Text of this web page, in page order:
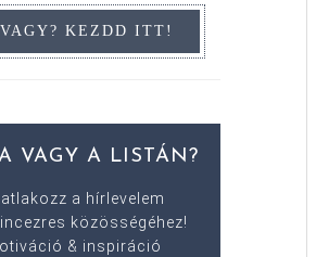
VAGY A LISTÁN?
a hírlevelem
közösségéhez!
& inspiráció